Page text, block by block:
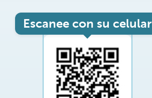
Escanee con su celular